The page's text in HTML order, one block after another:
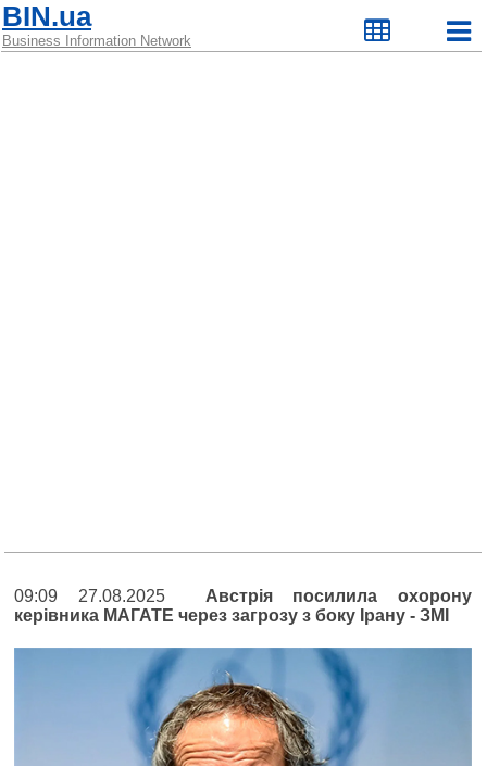
BIN.ua
Business Information Network
09:09 27.08.2025 Австрія посилила охорону
керівника МАГАТЕ через загрозу з боку Ірану - ЗМІ